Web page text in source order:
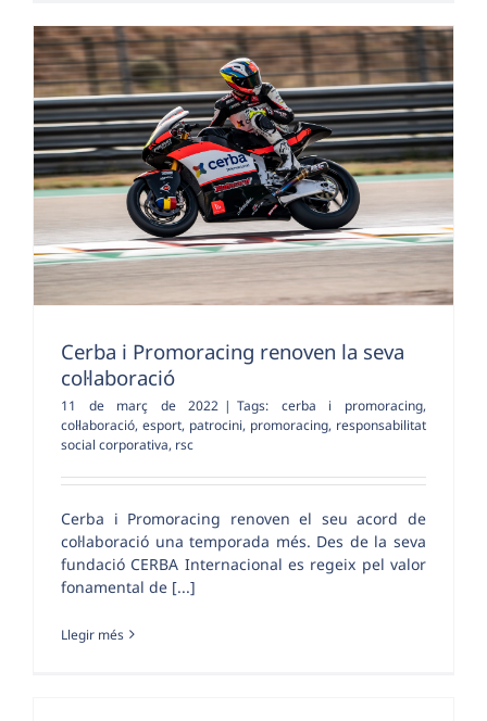
Cerba i Promoracing renoven la seva
col·laboració
11 de març de 2022 | Tags: cerba i promoracing,
col·laboració, esport, patrocini, promoracing, responsabilitat
social corporativa, rsc
Cerba i Promoracing renoven el seu acord de
col·laboració una temporada més. Des de la seva
fundació CERBA Internacional es regeix pel valor
fonamental de [...]
Llegir més